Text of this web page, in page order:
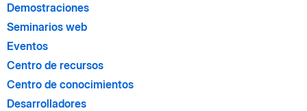
Demostraciones
Seminarios web
Eventos
Centro de recursos
Centro de conocimientos
Desarrolladores